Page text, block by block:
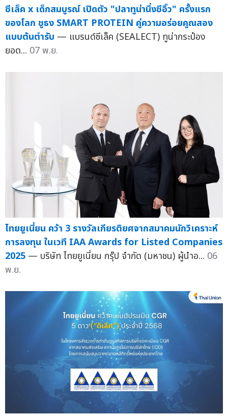
ซีเล็ค x เด็กสมบูรณ์ เปิดตัว "ปลาทูน่านึ่งซีอิ๊ว" ครั้งแรก
ของโลก ชูธง SMART PROTEIN คู่ความอร่อยคูณสอง
แบบต้นตำรับ — แบรนด์ซีเล็ค (SEALECT) ทูน่ากระป๋อง
ยอด... 07 พ.ย.
ไทยยูเนี่ยน คว้า 3 รางวัลเกียรติยศจากสมาคมนักวิเคราะห์
การลงทุน ในเวที IAA Awards for Listed Companies
2025 — บริษัท ไทยยูเนี่ยน กรุ๊ป จำกัด (มหาชน) ผู้นำอ... 06
พ.ย.